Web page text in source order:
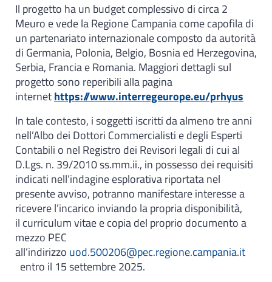
Il progetto ha un budget complessivo di circa 2
Meuro e vede la Regione Campania come capofila di
un partenariato internazionale composto da autorità
di Germania, Polonia, Belgio, Bosnia ed Herzegovina,
Serbia, Francia e Romania. Maggiori dettagli sul
progetto sono reperibili alla pagina
internethttps://www.interregeurope.eu/prhyus
In tale contesto, i soggetti iscritti da almeno tre anni
nell’Albo dei Dottori Commercialisti e degli Esperti
Contabili o nel Registro dei Revisori legali di cui al
D.Lgs. n. 39/2010 ss.mm.ii., in possesso dei requisiti
indicati nell’indagine esplorativa riportata nel
presente avviso, potranno manifestare interesse a
ricevere l’incarico inviando la propria disponibilità,
il curriculum vitae e copia del proprio documento a
mezzo PEC
all’indirizzo uod.500206@pec.regione.campania.it
entro il 15 settembre 2025.